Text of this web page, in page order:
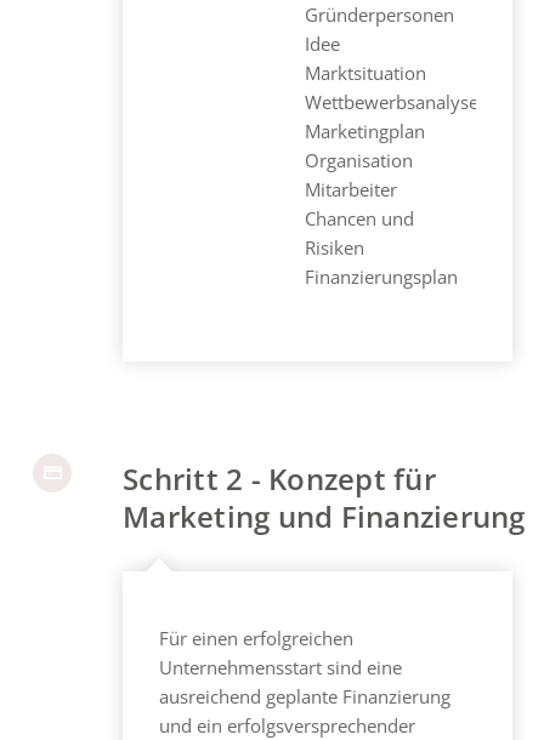
Gründerpersonen
Idee
Marktsituation
Wettbewerbsanalyse
Marketingplan
Organisation
Mitarbeiter
Chancen und
Risiken
Finanzierungsplan
Schritt 2 - Konzept für
Marketing und Finanzierung
Für einen erfolgreichen
Unternehmensstart sind eine
ausreichend geplante Finanzierung
und ein erfolgsversprechender